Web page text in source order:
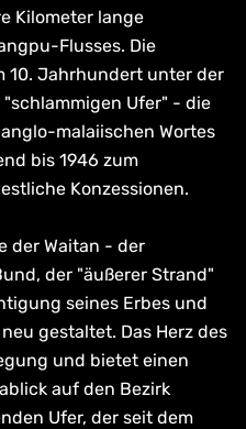
Kilometer lange
Flusses. Die
10. Jahrhundert unter der
Ufer" - die
malaiischen Wortes
bis 1946 zum
Konzessionen.
der Waitan - der
der "äußerer Strand"
seines Erbes und
gestaltet. Das Herz des
und bietet einen
auf den Bezirk
Ufer, der seit dem